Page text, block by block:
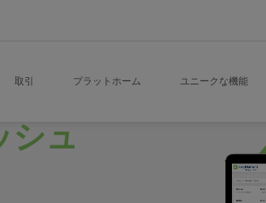
取引 プラットホーム ユニークな機能
シュ